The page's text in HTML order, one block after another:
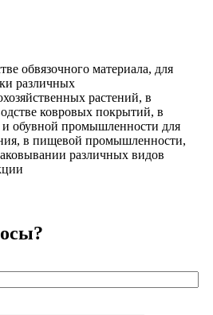
обвязочного материала, для
различных
растений, в
ковровых покрытий, в
и обувной промышленности для
в пищевой промышленности,
различных видов